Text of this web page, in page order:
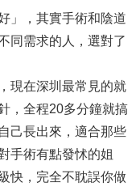
」，其實手術和陰道
同需求的人，選對了
現在深圳最常見的就
，全程20多分鐘就搞
己長出來，適合那些
手術有點發怵的姐
快，完全不耽誤你做